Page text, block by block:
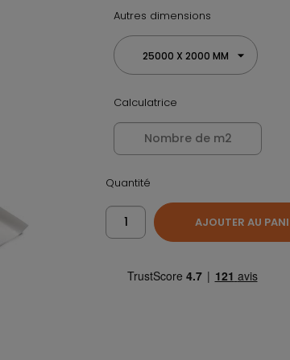
Autres dimensions
25000 X 2000 MM
Calculatrice
Quantité
AJOUTER AU